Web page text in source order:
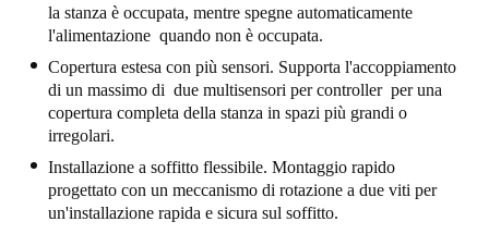
Deutsch
Switzerland
DeutschFrançaisItaliano
United Kingdom
English
la stanza è occupata, mentre spegne automaticamente
l'alimentazione quando non è occupata.
Copertura estesa con più sensori. Supporta l'accoppiamento
di un massimo di due multisensori per controller per una
copertura completa della stanza in spazi più grandi o
irregolari.
Installazione a soffitto flessibile. Montaggio rapido
progettato con un meccanismo di rotazione a due viti per
un'installazione rapida e sicura sul soffitto.